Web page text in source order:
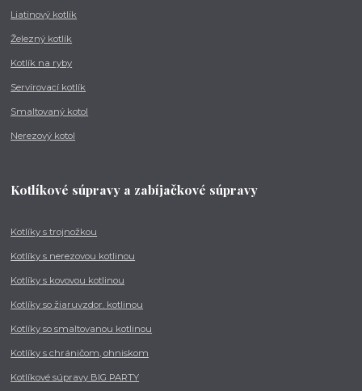
Liatinový kotlík
Železný kotlík
Kotlík na ryby
Servírovací kotlík
Smaltovaný kotol
Nerezový kotol
Kotlíkové súpravy a zabíjačkové súpravy
Kotlíky s trojnožkou
Kotlíky s nerezovou kotlinou
Kotlíky s kovovou kotlinou
Kotlíky so žiaruvzdor. kotlinou
Kotlíky so smaltovanou kotlinou
Kotlíky s chráničom, ohniskom
Kotlíkové súpravy BIG PARTY